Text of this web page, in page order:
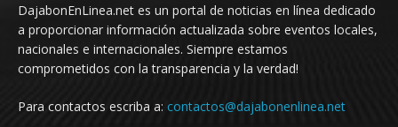
DajabonEnLinea.net es un portal de noticias en línea dedicado
a proporcionar información actualizada sobre eventos locales,
nacionales e internacionales. Siempre estamos
comprometidos con la transparencia y la verdad!
Para contactos escriba a: contactos@dajabonenlinea.net